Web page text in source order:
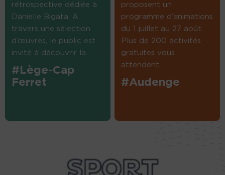
rétrospective dédiée à
Danielle Bigata. A
travers une sélection
d’œuvres, le public est
invité à découvrir la...
#Lège-Cap
Ferret
proposent un
programme d’animations
du 1 juillet au 27 août.
Plus de 200 activités
gratuites vous
attendent....
#Audenge